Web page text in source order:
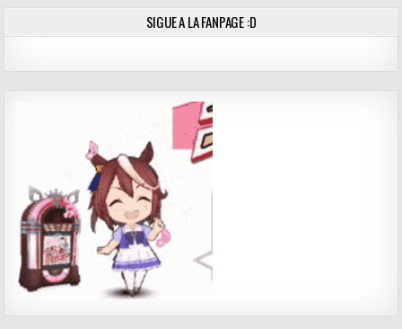
SIGUE A LA FANPAGE :D